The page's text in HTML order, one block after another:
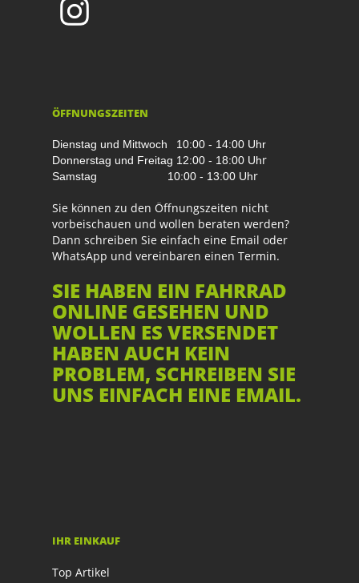
ÖFFNUNGSZEITEN
Dienstag und Mittwoch
10:00 - 14:00 Uhr
Donnerstag und Freitag 12:00 - 18:00 Uhr
Samstag 10:00 - 13:00 Uhr
Sie können zu den Öffnungszeiten nicht
vorbeischauen und wollen beraten werden?
Dann schreiben Sie einfach eine Email oder
WhatsApp und vereinbaren einen Termin.
SIE HABEN EIN FAHRRAD
ONLINE GESEHEN UND
WOLLEN ES VERSENDET
HABEN AUCH KEIN
PROBLEM, SCHREIBEN SIE
UNS EINFACH EINE EMAIL.
IHR EINKAUF
Top Artikel